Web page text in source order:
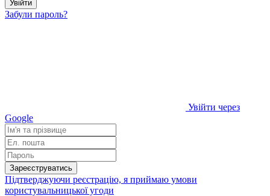
Увійти
Забули пароль?
Увійти через
Google
Зареєструватись
Підтверджуючи реєстрацію, я приймаю умови
користувальницької угоди